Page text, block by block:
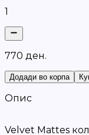
1
770 ден.
Додади во корпа
Опис
Velvet Mattes